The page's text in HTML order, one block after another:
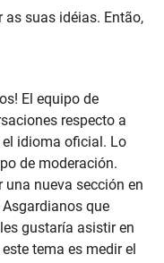
suas idéias. Então,
El equipo de
respecto a
idioma oficial. Lo
de moderación.
una nueva sección en
que
gustaría asistir en
tema es medir el